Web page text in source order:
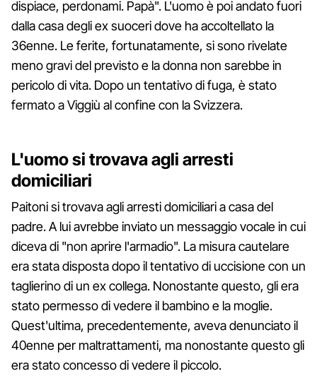
dispiace, perdonami. Papà". L'uomo è poi andato fuori
dalla casa degli ex suoceri dove ha accoltellato la
36enne. Le ferite, fortunatamente, si sono rivelate
meno gravi del previsto e la donna non sarebbe in
pericolo di vita. Dopo un tentativo di fuga, è stato
fermato a Viggiù al confine con la Svizzera.
L'uomo si trovava agli arresti
domiciliari
Paitoni si trovava agli arresti domiciliari a casa del
padre. A lui avrebbe inviato un messaggio vocale in cui
diceva di "non aprire l'armadio". La misura cautelare
era stata disposta dopo il tentativo di uccisione con un
taglierino di un ex collega. Nonostante questo, gli era
stato permesso di vedere il bambino e la moglie.
Quest'ultima, precedentemente, aveva denunciato il
40enne per maltrattamenti, ma nonostante questo gli
era stato concesso di vedere il piccolo.